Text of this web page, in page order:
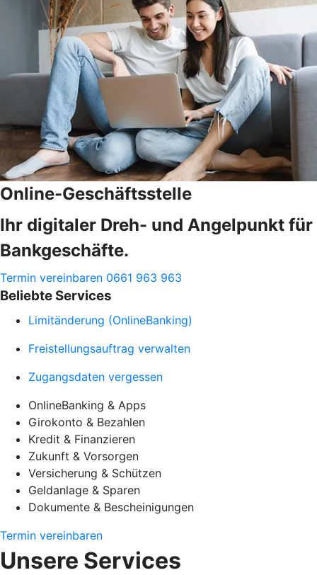
Online-Geschäftsstelle
Ihr digitaler Dreh- und Angelpunkt für
Bankgeschäfte.
Termin vereinbaren 0661 963 963
Beliebte Services
Limitänderung (OnlineBanking)
Freistellungsauftrag verwalten
Zugangsdaten vergessen
OnlineBanking & Apps
Girokonto & Bezahlen
Kredit & Finanzieren
Zukunft & Vorsorgen
Versicherung & Schützen
Geldanlage & Sparen
Dokumente & Bescheinigungen
Termin vereinbaren
Unsere Services